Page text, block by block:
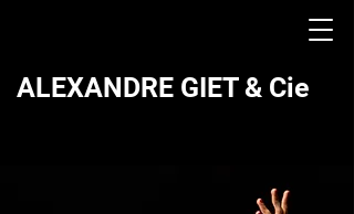
ALEXANDRE GIET & Cie